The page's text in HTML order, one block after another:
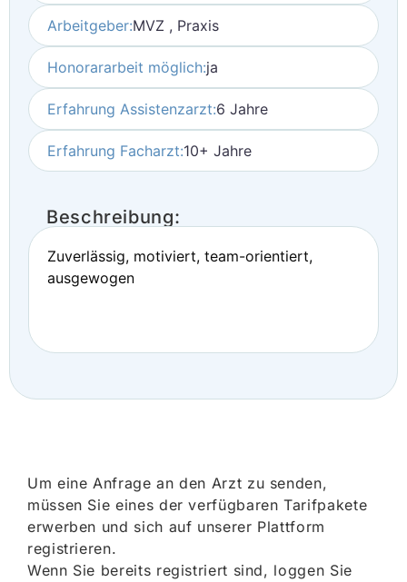
Arbeitgeber:MVZ , Praxis
Honorararbeit möglich:ja
Erfahrung Assistenzarzt:6 Jahre
Erfahrung Facharzt:10+ Jahre
Beschreibung:
Zuverlässig, motiviert, team-orientiert,
ausgewogen
Um eine Anfrage an den Arzt zu senden,
müssen Sie eines der verfügbaren Tarifpakete
erwerben und sich auf unserer Plattform
registrieren.
Wenn Sie bereits registriert sind, loggen Sie